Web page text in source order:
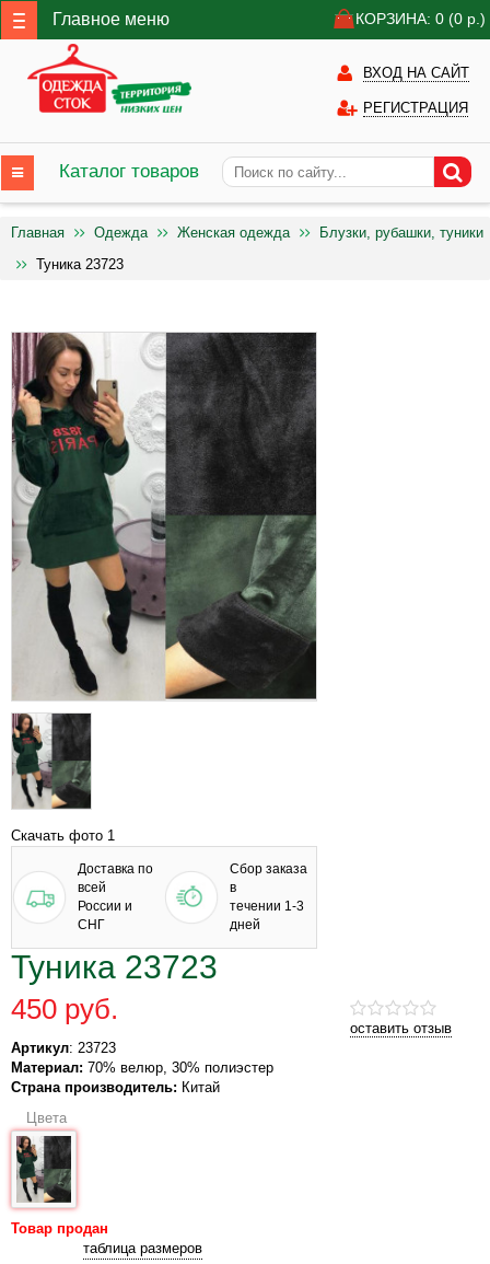
Главное меню КОРЗИНА: 0 (0 р.)
ВХОД НА САЙТ
РЕГИСТРАЦИЯ
Каталог товаров
Главная Одежда Женская одежда
Блузки, рубашки, туники
Туника 23723
Скачать фото 1
Доставка по
всей
России и
СНГ
Сбор заказа
в
течении 1-3
дней
Туника 23723
оставить отзыв
450 руб.
Артикул: 23723
Материал: 70% велюр, 30% полиэстер
Страна производитель: Китай
Цвета
Товар продан
таблица размеров